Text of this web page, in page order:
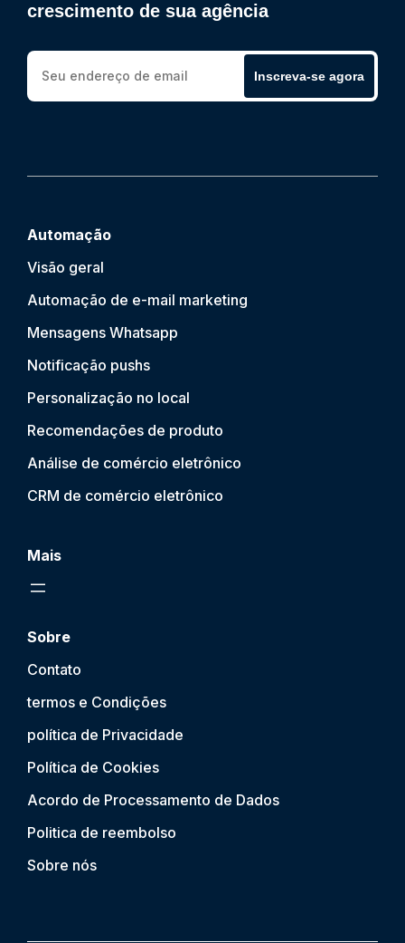
crescimento de sua agência
Inscreva-se agora
Automação
Visão geral
Automação de e-mail marketing
Mensagens Whatsapp
Notificação pushs
Personalização no local
Recomendações de produto
Análise de comércio eletrônico
CRM de comércio eletrônico
Mais
Sobre
Contato
termos e Condições
política de Privacidade
Política de Cookies
Acordo de Processamento de Dados
Politica de reembolso
Sobre nós